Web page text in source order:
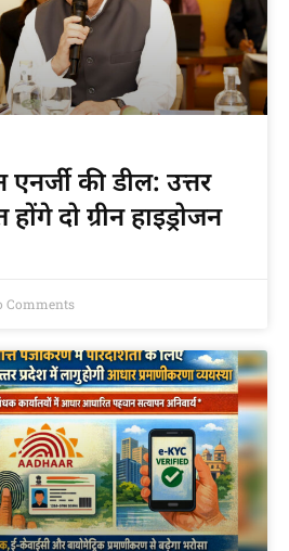
एनर्जी की डील: उत्तर
दो ग्रीन हाइड्रोजन
Comments